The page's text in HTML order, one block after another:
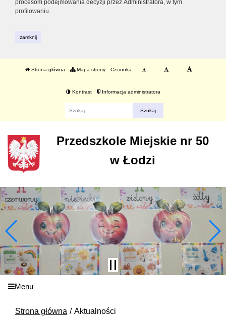
procesom podejmowania decyzji przez Administratora, w tym
profilowaniu.
zamknij
Strona główna Mapa strony Czcionka
Kontrast Informacja administratora
Przedszkole Miejskie nr 50
w Łodzi
Menu
Strona główna Aktualności